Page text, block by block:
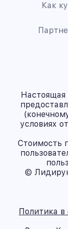
Как
условиях
Стоимость
©
Политика